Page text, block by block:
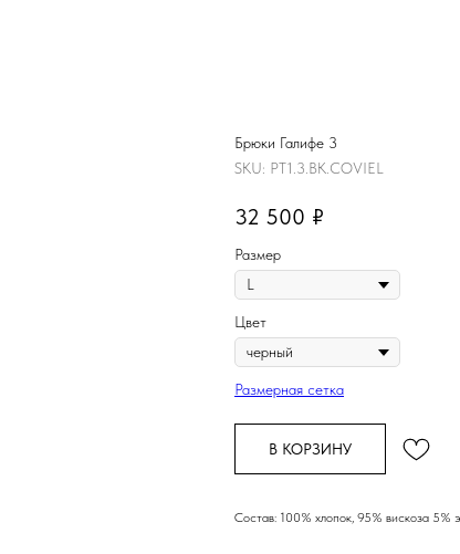
Брюки Галифе 3
SKU: PT1.3.BK.COVIEL
32 500 ₽
Размер
Цвет
Размерная сетка
В КОРЗИНУ
Состав: 100% хлопок, 95% вискоза 5%